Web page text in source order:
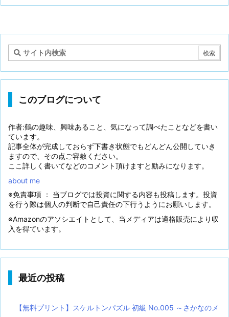
このブログについて
作者:鶴の趣味、興味あること、気になって調べたことなどを書い
ています。
記事全体が完成しておらず下書き状態でもどんどん公開していき
ますので、その点ご容赦ください。
ここ詳しく書いてなどのコメント頂けますと励みになります。
about me
※免責事項 ： 当ブログでは投資に関する内容も投稿します。投資
を行う際は個人の判断で自己責任の下行うようにお願いします。
※Amazonのアソシエイトとして、当メディアは適格販売により収
入を得ています。
最近の投稿
【無料プリント】スケルトンパズル 初級 No.005 ～さかなのメ